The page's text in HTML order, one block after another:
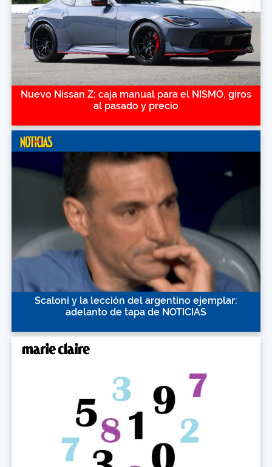
Nuevo Nissan Z: caja manual para el NISMO, giros
al pasado y precio
Scaloni y la lección del argentino ejemplar:
adelanto de tapa de NOTICIAS